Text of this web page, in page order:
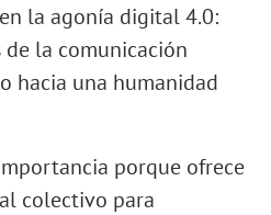
la agonía digital 4.0:
la comunicación
hacia una humanidad
porque ofrece
colectivo para